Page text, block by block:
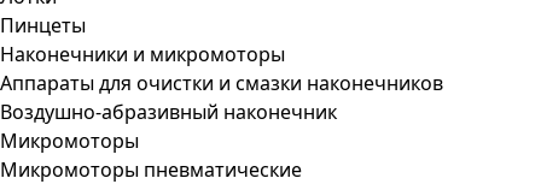
Пинцеты
Наконечники и микромоторы
Аппараты для очистки и смазки наконечников
Воздушно-абразивный наконечник
Микромоторы
Микромоторы пневматические